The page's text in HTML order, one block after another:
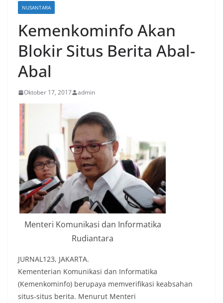
NUSANTARA
Kemenkominfo Akan
Blokir Situs Berita Abal-
Abal
Oktober 17, 2017 admin
Menteri Komunikasi dan Informatika
Rudiantara
JURNAL123, JAKARTA.
Kementerian Komunikasi dan Informatika
(Kemenkominfo) berupaya memverifikasi keabsahan
situs-situs berita. Menurut Menteri